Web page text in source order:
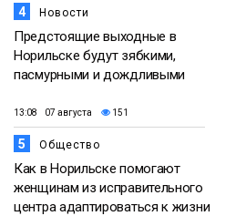
4 Новости
Предстоящие выходные в
Норильске будут зябкими,
пасмурными и дождливыми
13:08 07 августа 151
5 Общество
Как в Норильске помогают
женщинам из исправительного
центра адаптироваться к жизни